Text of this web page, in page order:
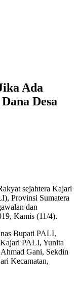
Ada
Desa
sejahtera Kajari
Provinsi Sumatera
dan
Kamis (11/4).
Bupati PALI,
PALI, Yunita
Gani, Sekdin
Kecamatan,